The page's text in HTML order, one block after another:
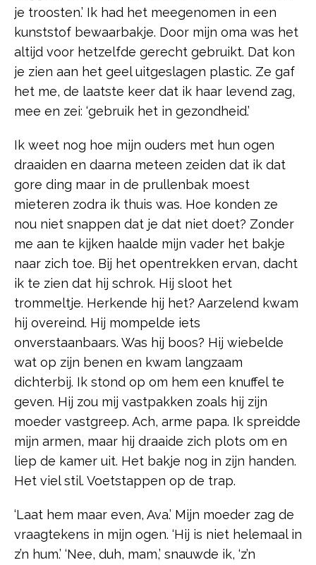
je troosten.’ Ik had het meegenomen in een
kunststof bewaarbakje. Door mijn oma was het
altijd voor hetzelfde gerecht gebruikt. Dat kon
je zien aan het geel uitgeslagen plastic. Ze gaf
het me, de laatste keer dat ik haar levend zag,
mee en zei: ‘gebruik het in gezondheid.’
Ik weet nog hoe mijn ouders met hun ogen
draaiden en daarna meteen zeiden dat ik dat
gore ding maar in de prullenbak moest
mieteren zodra ik thuis was. Hoe konden ze
nou niet snappen dat je dat niet doet? Zonder
me aan te kijken haalde mijn vader het bakje
naar zich toe. Bij het opentrekken ervan, dacht
ik te zien dat hij schrok. Hij sloot het
trommeltje. Herkende hij het? Aarzelend kwam
hij overeind. Hij mompelde iets
onverstaanbaars. Was hij boos? Hij wiebelde
wat op zijn benen en kwam langzaam
dichterbij. Ik stond op om hem een knuffel te
geven. Hij zou mij vastpakken zoals hij zijn
moeder vastgreep. Ach, arme papa. Ik spreidde
mijn armen, maar hij draaide zich plots om en
liep de kamer uit. Het bakje nog in zijn handen.
Het viel stil. Voetstappen op de trap.
‘Laat hem maar even, Ava.’ Mijn moeder zag de
vraagtekens in mijn ogen. ‘Hij is niet helemaal in
z’n hum.’ ‘Nee, duh, mam,’ snauwde ik, ‘z’n